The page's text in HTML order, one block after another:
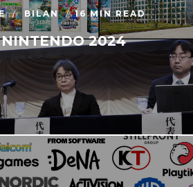
BILAN 16 MIN READ
2024